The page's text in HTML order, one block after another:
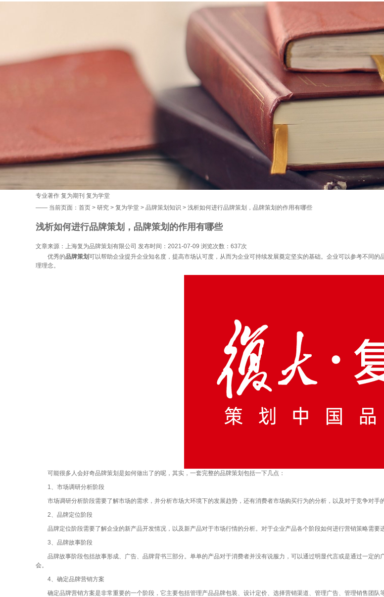
专业著作 复为期刊 复为学堂
—— 当前页面： 首页 > 研究 > 复为学堂 > 品牌策划知识 > 浅析如何进行品牌策划，品牌策划的作用有哪些
浅析如何进行品牌策划，品牌策划的作用有哪些
文章来源：上海复为品牌策划有限公司 发布时间：2021-07-09 浏览次数： 637次
优秀的品牌策划可以帮助企业提升企业知名度，提高市场认可度，从而为企业可持续发展奠定坚实的基础。企业可以参考不同
理理念。
可能很多人会好奇品牌策划是如何做出了的呢，其实，一套完整的品牌策划包括一下几点：
1、市场调研分析阶段
市场调研分析阶段需要了解市场的需求，并分析市场大环境下的发展趋势，还有消费者市场购买行为的分析，以及对于竞争对手
2、品牌定位阶段
品牌定位阶段需要了解企业的新产品开发情况，以及新产品对于市场行情的分析。对于企业产品各个阶段如何进行营销策略需要
3、品牌故事阶段
品牌故事阶段包括故事形成、广告、品牌背书三部分。单单的产品对于消费者并没有说服力，可以通过明显代言或是通过一定的
会。
4、确定品牌营销方案
确定品牌营销方案是非常重要的一个阶段，它主要包括管理产品品牌包装、设计定价、选择营销渠道、管理广告、管理销售团队